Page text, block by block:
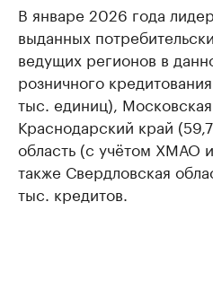
В январе 2026 года
выданных
ведущих регионов в
розничного
тыс. единиц),
Краснодарский край
область (с учётом ХМАО
также Свердловская
тыс. кредитов.